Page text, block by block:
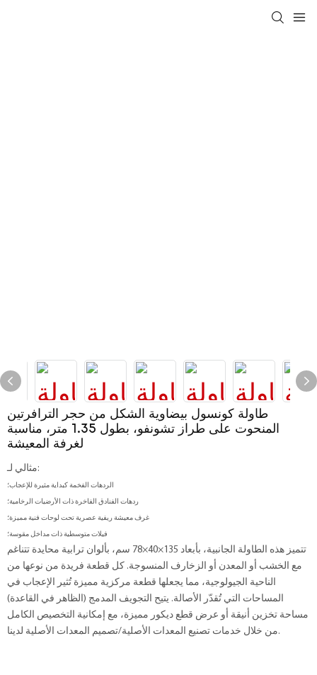
طاولة كونسول بيضاوية الشكل من حجر الترافرتين
المنحوت على طراز تشونفو، بطول 1.35 متر، مناسبة
لغرفة المعيشة
مثالي لـ:
الردهات الفخمة كبداية مثيرة للإعجاب؛
ردهات الفنادق الفاخرة ذات الأرضيات الرخامية؛
غرف معيشة ريفية عصرية تحت لوحات فنية مميزة؛
فيلات متوسطية ذات مداخل مقوسة؛
تتميز هذه الطاولة الجانبية، بأبعاد 135×40×78 سم، بألوان ترابية محايدة تتناغم
مع الخشب أو المعدن أو الزخارف المنسوجة. كل قطعة فريدة من نوعها من
الناحية الجيولوجية، مما يجعلها قطعة مركزية مميزة تُثير الإعجاب في
المساحات التي تُقدّر الأصالة. يتيح التجويف المدمج (الظاهر في القاعدة)
مساحة تخزين أنيقة أو عرض قطع ديكور مميزة، مع إمكانية التخصيص الكامل
من خلال خدمات تصنيع المعدات الأصلية/تصميم المعدات الأصلية لدينا.